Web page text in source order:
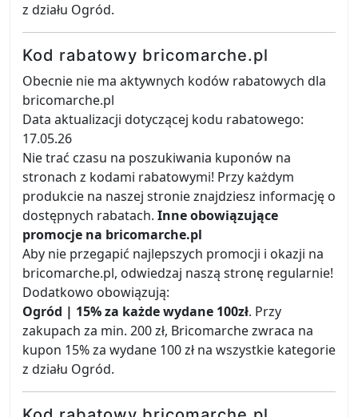
z działu Ogród.
Kod rabatowy bricomarche.pl
Obecnie nie ma aktywnych kodów rabatowych dla
bricomarche.pl
Data aktualizacji dotyczącej kodu rabatowego:
17.05.26
Nie trać czasu na poszukiwania kuponów na
stronach z kodami rabatowymi! Przy każdym
produkcie na naszej stronie znajdziesz informację o
dostępnych rabatach. Inne obowiązujące
promocje na bricomarche.pl
Aby nie przegapić najlepszych promocji i okazji na
bricomarche.pl, odwiedzaj naszą stronę regularnie!
Dodatkowo obowiązują:
Ogród | 15% za każde wydane 100zł. Przy
zakupach za min. 200 zł, Bricomarche zwraca na
kupon 15% za wydane 100 zł na wszystkie kategorie
z działu Ogród.